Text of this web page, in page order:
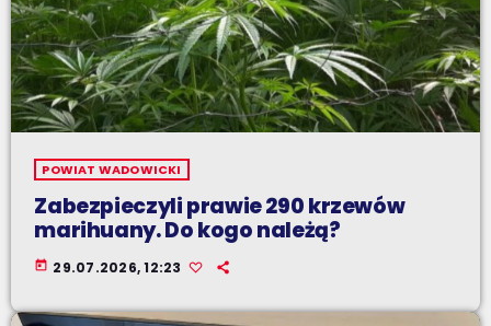
POWIAT WADOWICKI
Zabezpieczyli prawie 290 krzewów
marihuany. Do kogo należą?
today 29.07.2026, 12:23